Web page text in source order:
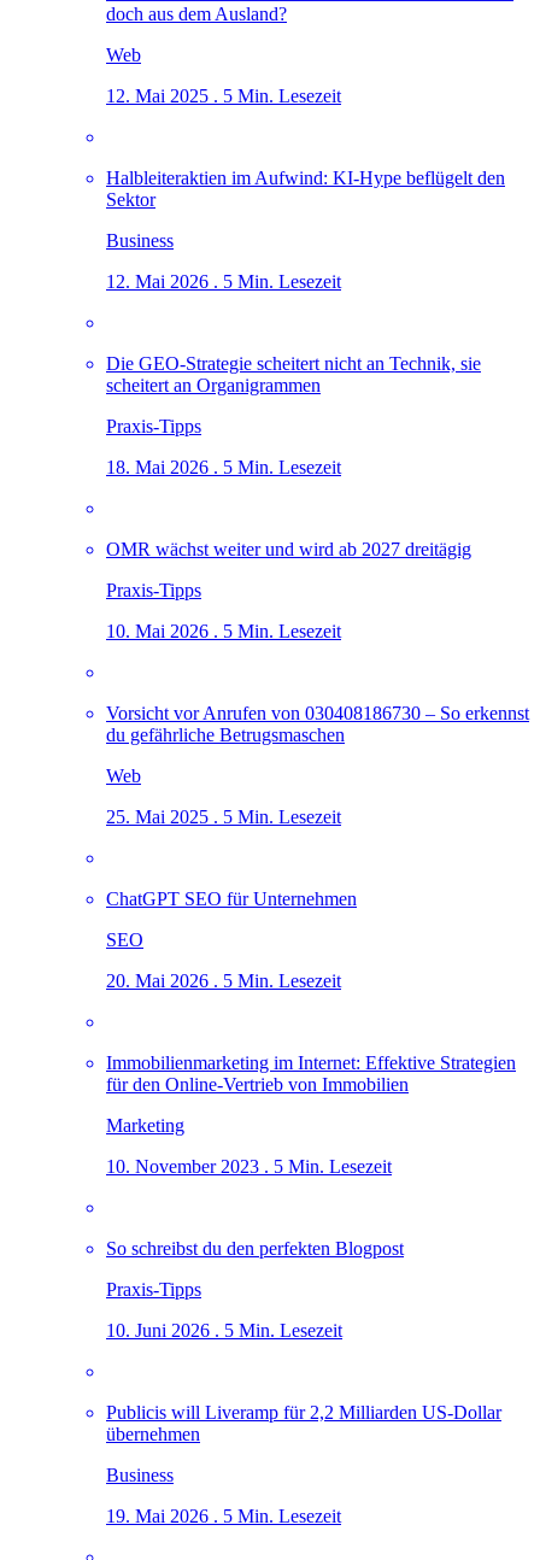
doch aus dem Ausland?
Web
12. Mai 2025 . 5 Min. Lesezeit
Halbleiteraktien im Aufwind: KI-Hype beflügelt den
Sektor
Business
12. Mai 2026 . 5 Min. Lesezeit
Die GEO-Strategie scheitert nicht an Technik, sie
scheitert an Organigrammen
Praxis-Tipps
18. Mai 2026 . 5 Min. Lesezeit
OMR wächst weiter und wird ab 2027 dreitägig
Praxis-Tipps
10. Mai 2026 . 5 Min. Lesezeit
Vorsicht vor Anrufen von 030408186730 – So erkennst
du gefährliche Betrugsmaschen
Web
25. Mai 2025 . 5 Min. Lesezeit
ChatGPT SEO für Unternehmen
SEO
20. Mai 2026 . 5 Min. Lesezeit
Immobilienmarketing im Internet: Effektive Strategien
für den Online-Vertrieb von Immobilien
Marketing
10. November 2023 . 5 Min. Lesezeit
So schreibst du den perfekten Blogpost
Praxis-Tipps
10. Juni 2026 . 5 Min. Lesezeit
Publicis will Liveramp für 2,2 Milliarden US-Dollar
übernehmen
Business
19. Mai 2026 . 5 Min. Lesezeit